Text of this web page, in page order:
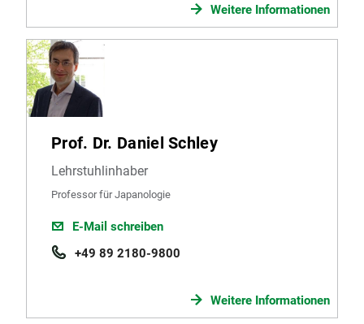
Weitere Informationen
Prof. Dr. Daniel Schley
Lehrstuhlinhaber
Professor für Japanologie
E-Mail schreiben
+49 89 2180-9800
Weitere Informationen